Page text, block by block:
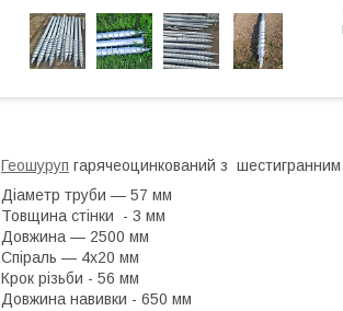
Геошуруп гарячеоцинкований з
Діаметр труби — 57 мм
Товщина стінки - 3 мм
Довжина — 2500 мм
Спіраль — 4х20 мм
Крок різьби - 56 мм
Довжина навивки - 650 мм